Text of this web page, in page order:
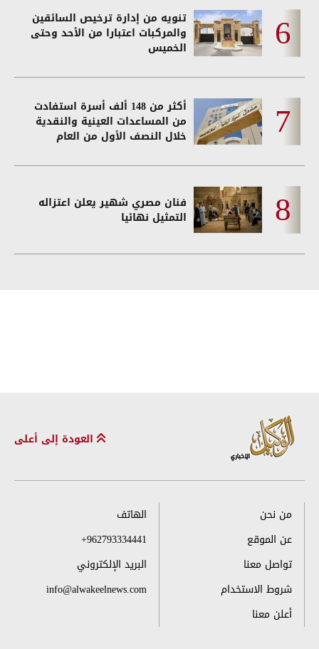
تنويه من إدارة ترخيص السائقين
والمركبات اعتبارا من الأحد وحتى
الخميس
أكثر من 148 ألف أسرة استفادت
من المساعدات العينية والنقدية
خلال النصف الأول من العام
فنان مصري شهير يعلن اعتزاله
التمثيل نهائيا
العودة إلى أعلى
من نحن
عن الموقع
تواصل معنا
شروط الاستخدام
أعلن معنا
الهاتف
+962793334441
البريد الإلكتروني
info@alwakeelnews.com